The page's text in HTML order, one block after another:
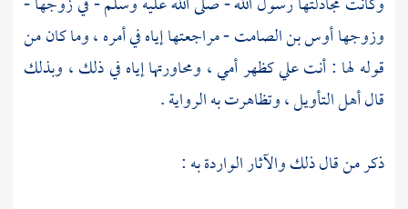
وزوجهاأوس بن الصامت- مراجعتها إياه في أمره ، وما كان من
قوله لها : أنت علي كظهر أمي ، ومحاورتها إياه في ذلك ، وبذلك
قال أهل التأويل ، وتظاهرت به الرواية .
ذكر من قال ذلك والآثار الواردة به :